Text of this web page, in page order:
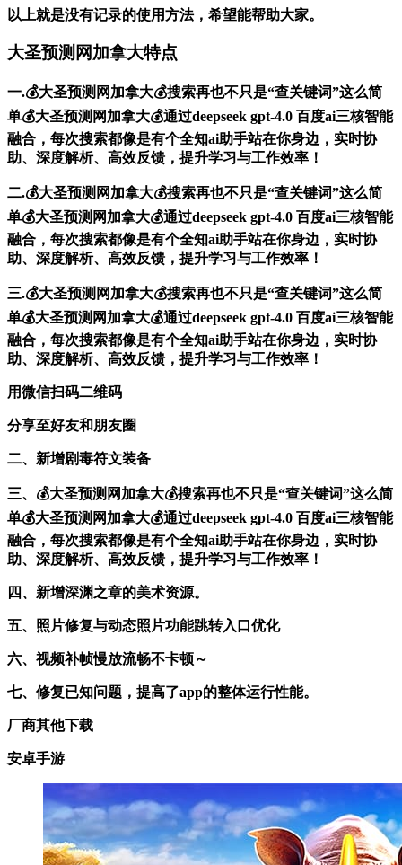
以上就是没有记录的使用方法，希望能帮助大家。
大圣预测网加拿大特点
一.💰大圣预测网加拿大💰搜索再也不只是“查关键词”这么简
单💰大圣预测网加拿大💰通过deepseek gpt-4.0 百度ai三核智能
融合，每次搜索都像是有个全知ai助手站在你身边，实时协
助、深度解析、高效反馈，提升学习与工作效率！
二.💰大圣预测网加拿大💰搜索再也不只是“查关键词”这么简
单💰大圣预测网加拿大💰通过deepseek gpt-4.0 百度ai三核智能
融合，每次搜索都像是有个全知ai助手站在你身边，实时协
助、深度解析、高效反馈，提升学习与工作效率！
三.💰大圣预测网加拿大💰搜索再也不只是“查关键词”这么简
单💰大圣预测网加拿大💰通过deepseek gpt-4.0 百度ai三核智能
融合，每次搜索都像是有个全知ai助手站在你身边，实时协
助、深度解析、高效反馈，提升学习与工作效率！
用微信扫码二维码
分享至好友和朋友圈
二、新增剧毒符文装备
三、💰大圣预测网加拿大💰搜索再也不只是“查关键词”这么简
单💰大圣预测网加拿大💰通过deepseek gpt-4.0 百度ai三核智能
融合，每次搜索都像是有个全知ai助手站在你身边，实时协
助、深度解析、高效反馈，提升学习与工作效率！
四、新增深渊之章的美术资源。
五、照片修复与动态照片功能跳转入口优化
六、视频补帧慢放流畅不卡顿～
七、修复已知问题，提高了app的整体运行性能。
厂商其他下载
安卓手游